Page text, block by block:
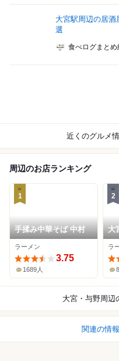
大宮駅周辺の居
選
食べログまとめ
近くのグルメ
周辺のお店ランキング
1
手揉み中華そば 中村
ラーメン
3.75
1689人
2
大
ラ
大宮・与野周辺
関連の情